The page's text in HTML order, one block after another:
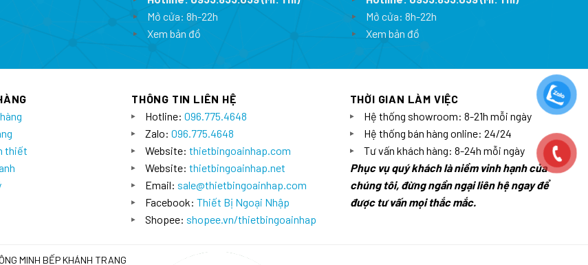
Mở cửa: 8h-22h
Xem bản đồ
Mở cửa: 8h-22h
Xem bản đồ
thiết
THÔNG TIN LIÊN HỆ
Hotline: 096.775.4648
Zalo: 096.775.4648
Website: thietbingoainhap.com
Website: thietbingoainhap.net
Email: sale@thietbingoainhap.com
Facebook: Thiết Bị Ngoại Nhập
Shopee: shopee.vn/thietbingoainhap
THỜI GIAN LÀM VIỆC
Hệ thống showroom: 8-21h mỗi ngày
Hệ thống bán hàng online: 24/24
Tư vấn khách hàng: 8-24h mỗi ngày
Phục vụ quý khách là niềm vinh hạnh của
chúng tôi, đừng ngần ngại liên hệ ngay để
được tư vấn mọi thắc mắc.
MINH BẾP KHÁNH TRANG